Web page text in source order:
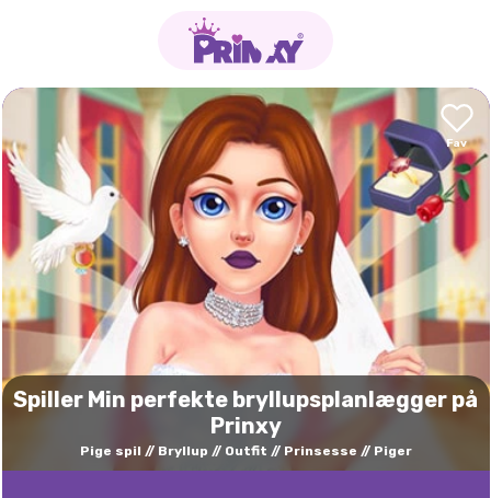
Spiller Min perfekte bryllupsplanlægger på
Prinxy
Pige spil Bryllup Outfit Prinsesse Piger